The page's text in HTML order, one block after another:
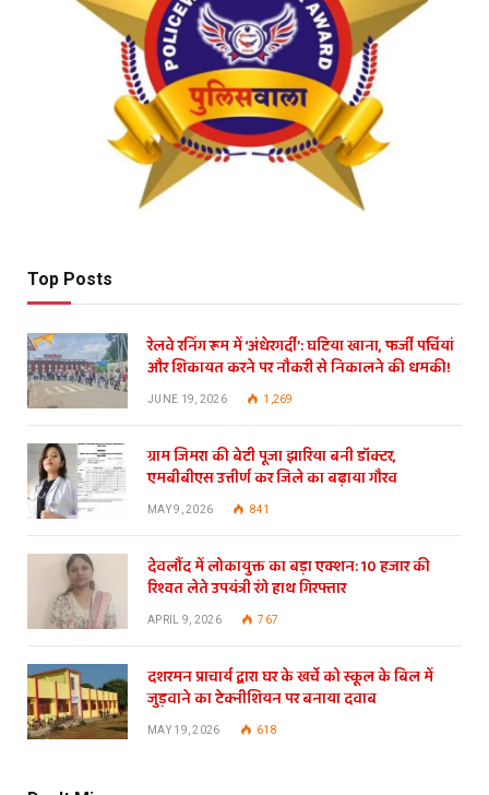
Top Posts
रेलवे रनिंग रूम में ‘अंधेरगर्दी’: घटिया खाना, फर्जी पर्चियां
और शिकायत करने पर नौकरी से निकालने की धमकी!
JUNE 19, 2026 1,269
ग्राम जिमरा की बेटी पूजा झारिया बनी डॉक्टर,
एमबीबीएस उत्तीर्ण कर जिले का बढ़ाया गौरव
MAY 9, 2026 841
देवलौंद में लोकायुक्त का बड़ा एक्शन: 10 हजार की
रिश्वत लेते उपयंत्री रंगे हाथ गिरफ्तार
APRIL 9, 2026 767
दशरमन प्राचार्य द्वारा घर के खर्चे को स्कूल के बिल में
जुड़वाने का टेक्नीशियन पर बनाया दवाब
MAY 19, 2026 618